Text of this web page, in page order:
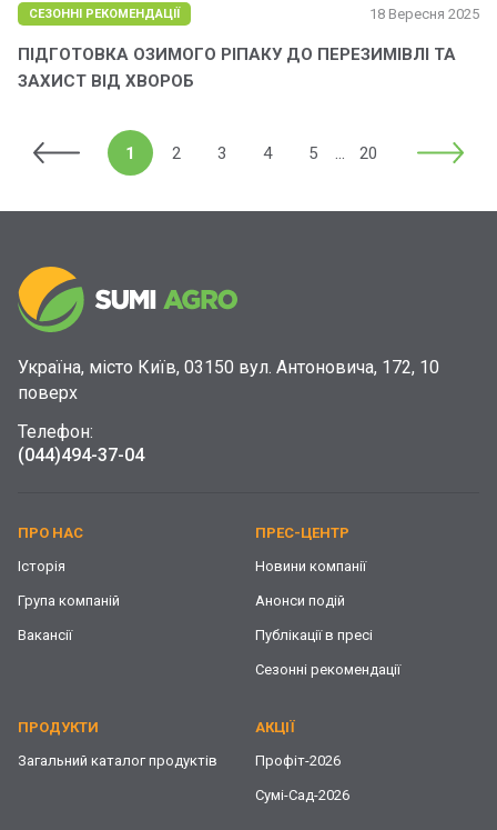
СЕЗОННІ РЕКОМЕНДАЦІЇ 18 Вересня 2025
ПІДГОТОВКА ОЗИМОГО РІПАКУ ДО ПЕРЕЗИМІВЛІ ТА
ЗАХИСТ ВІД ХВОРОБ
1 2 3 4 5 ... 20
Україна, місто Київ, 03150 вул. Антоновича, 172, 10
поверх
Телефон:
(044)494-37-04
ПРО НАС
Історія
Група компаній
Вакансії
ПРЕС-ЦЕНТР
Новини компанії
Анонси подій
Публікації в пресі
Сезонні рекомендації
ПРОДУКТИ
Загальний каталог продуктів
АКЦІЇ
Профіт-2026
Сумі-Сад-2026